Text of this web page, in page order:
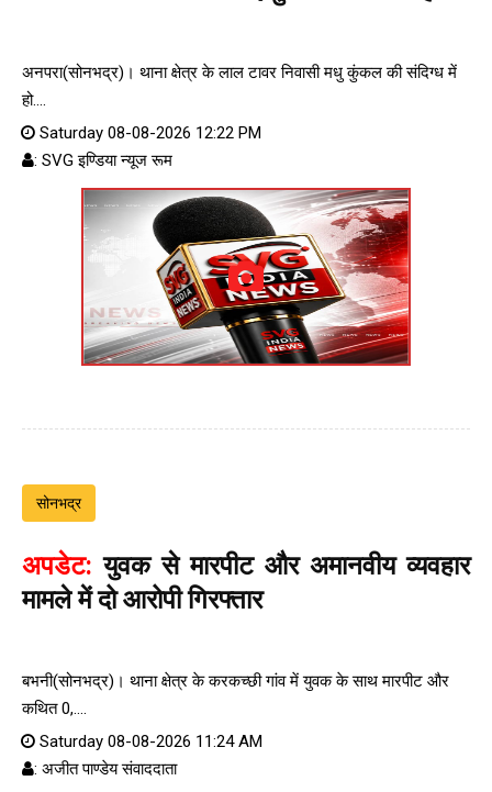
अनपरा(सोनभद्र)। थाना क्षेत्र के लाल टावर निवासी मधु कुंकल की संदिग्ध में
हो....
Saturday 08-08-2026 12:22 PM
: SVG इण्डिया न्यूज रूम
सोनभद्र
अपडेट: युवक से मारपीट और अमानवीय व्यवहार
मामले में दो आरोपी गिरफ्तार
बभनी(सोनभद्र)। थाना क्षेत्र के करकच्छी गांव में युवक के साथ मारपीट और
कथित 0,....
Saturday 08-08-2026 11:24 AM
: अजीत पाण्डेय संवाददाता